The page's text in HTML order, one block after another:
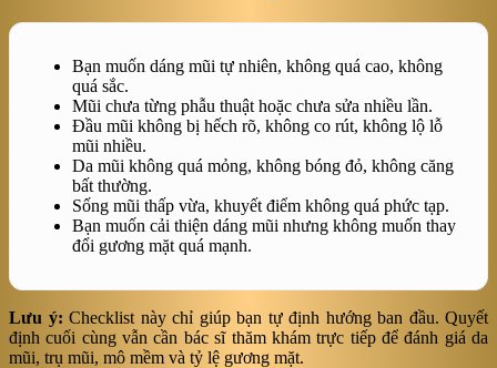
Bạn muốn dáng mũi tự nhiên, không quá cao, không
quá sắc.
Mũi chưa từng phẫu thuật hoặc chưa sửa nhiều lần.
Đầu mũi không bị hếch rõ, không co rút, không lộ lỗ
mũi nhiều.
Da mũi không quá mỏng, không bóng đỏ, không căng
bất thường.
Sống mũi thấp vừa, khuyết điểm không quá phức tạp.
Bạn muốn cải thiện dáng mũi nhưng không muốn thay
đổi gương mặt quá mạnh.
Lưu ý: Checklist này chỉ giúp bạn tự định hướng ban đầu. Quyết
định cuối cùng vẫn cần bác sĩ thăm khám trực tiếp để đánh giá da
mũi, trụ mũi, mô mềm và tỷ lệ gương mặt.